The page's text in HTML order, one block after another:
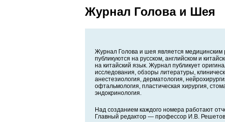
Журнал Голова и Шея
Журнал Голова и шея является
публикуются на русском, английском и
на китайский язык. Журнал публикует
исследования, обзоры литературы,
анестезиология, дерматология,
офтальмология, пластическая хирургия,
эндокринология.
Над созданием каждого номера работают
Главный редактор — профессор И.В.